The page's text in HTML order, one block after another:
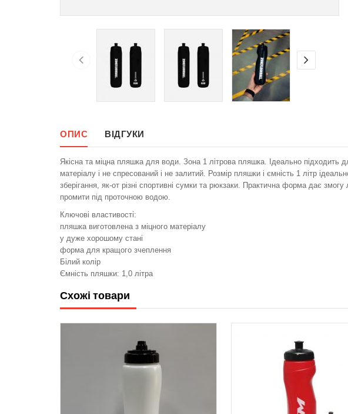
ОПИС ВІДГУКИ
Якісна та міцна пляшка для води. Зона 1 літрова пляшка. Ідеально підходить
матеріалу і не спресований і не залитий. Розмір пляшки і ємність 1 літр
зберігання, як-от різні спортивні сумки та рюкзаки. Практична форма дає
промити під проточною водою.
Ключові властивості:
пляшка виготовлена з міцного матеріалу
у дуже хорошому стані
форма для кращого зчеплення
Білий колір
Ємність пляшки: 1,0 літра
Схожі товари